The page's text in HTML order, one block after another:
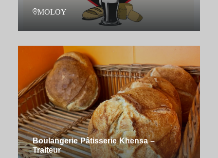
MOLOY
Boulangerie Pâtisserie Khensa –
Traiteur